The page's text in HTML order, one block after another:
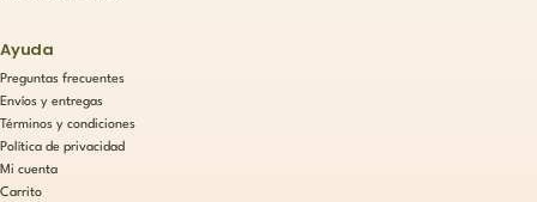
Ayuda
Preguntas frecuentes
Envíos y entregas
Términos y condiciones
Política de privacidad
Mi cuenta
Carrito